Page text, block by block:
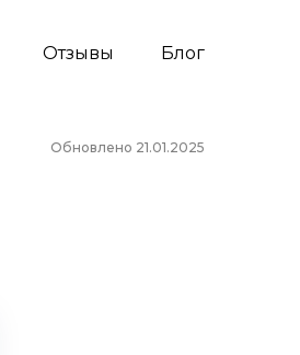
Отзывы Блог
Обновлено 21.01.2025